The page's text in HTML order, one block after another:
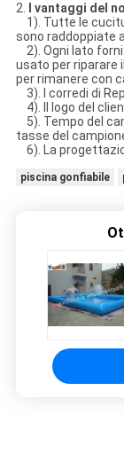
2.
I vantaggi del
1). Tutte le
sono raddoppiate
2). Ogni lato
usato per riparare
per rimanere con
3). I corredi di
4). Il logo del
5). Tempo del
tasse del
6). La
piscina gonfiabile